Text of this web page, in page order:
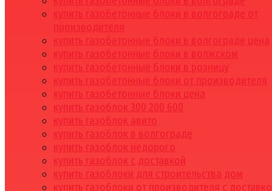
купить газобетонные блоки в волгограде от
производителя
купить газобетонные блоки в волгограде цена
купить газобетонные блоки в волжском
купить газобетонные блоки в розницу
купить газобетонные блоки от производителя
купить газобетонные блоки цена
купить газоблок 300 200 600
купить газоблок авито
купить газоблок в волгограде
купить газоблок недорого
купить газоблок с доставкой
купить газоблоки для строительства дом
купить газоблоки от производителя с